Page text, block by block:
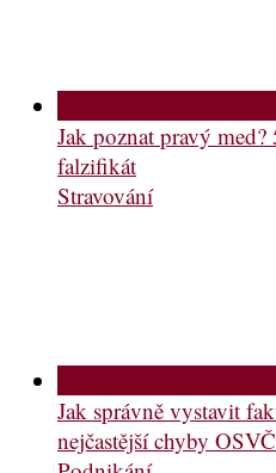
Jak poznat pravý
falzifikát
Stravování
Jak správně vystavit
nejčastější chyby OSVČ